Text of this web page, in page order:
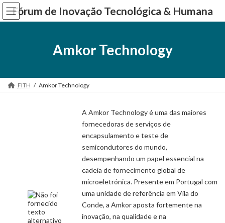
Skip
to
the
Skip
to
the
Fórum de Inovação Tecnológica & Humana
Amkor Technology
FITH Amkor Technology
A Amkor Technology é uma das maiores
fornecedoras de serviços de
encapsulamento e teste de
semicondutores do mundo,
desempenhando um papel essencial na
cadeia de fornecimento global de
microeletrónica. Presente em Portugal com
uma unidade de referência em Vila do
Conde, a Amkor aposta fortemente na
inovação, na qualidade e na